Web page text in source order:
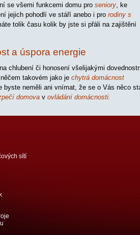
se všemi funkcemi domu pro seniory, ke
jejich pohodlí ve stáří anebo i pro rodiny s
tolik času kolik by jste si přáli na zajištění
a úspora energie
chlubení či honosení všelijakými
takovém jako je chytrá domácnost
byste neměli ani vnímat, že se o Vás něco
domova v ovládání domácnosti.
sítí